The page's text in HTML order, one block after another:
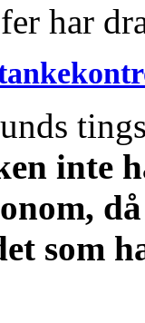
har
inte
som